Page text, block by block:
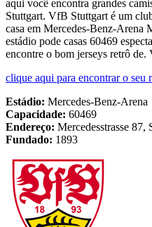
aqui você encontra grandes
Stuttgart. VfB Stuttgart é um
casa em Mercedes-Benz-Arena
estádio pode casas 60469
encontre o bom jerseys retrô
clique aqui para encontrar o
Estádio: Mercedes-Benz-Arena
Capacidade: 60469
Endereço: Mercedesstrasse 87,
Fundado: 1893